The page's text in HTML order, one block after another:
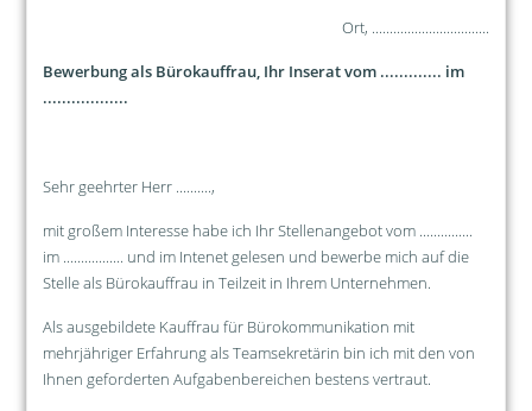
Ort, .................................
Bewerbung als Bürokauffrau, Ihr Inserat vom ............. im
..................
Sehr geehrter Herr ..........,
mit großem Interesse habe ich Ihr Stellenangebot vom ...............
im ................. und im Intenet gelesen und bewerbe mich auf die
Stelle als Bürokauffrau in Teilzeit in Ihrem Unternehmen.
Als ausgebildete Kauffrau für Bürokommunikation mit
mehrjähriger Erfahrung als Teamsekretärin bin ich mit den von
Ihnen geforderten Aufgabenbereichen bestens vertraut.